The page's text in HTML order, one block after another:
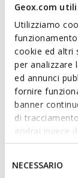
Geox.com
Utilizziamo
cookie ed altri
per analizzare
ed annunci
fornire
banner
di
godrai invece
base dei tuoi
altri strumenti
NECESSARIO
Materials